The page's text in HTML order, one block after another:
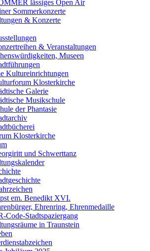
lässiges Open Air
Sommerkonzerte
& Konzerte
& Veranstaltungen
Museen
Kultureinrichtungen
Klosterkirche
Galerie
Musikschule
der Phantasie
Klosterkirche
und Schwerttanz
em. Benedikt XVI.
Ehrenring, Ehrenmedaille
Code-Stadtspaziergang
in Traunstein